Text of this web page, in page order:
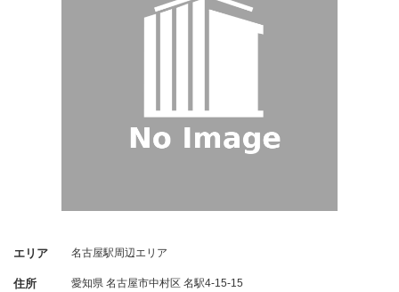
エリア 名古屋駅周辺エリア
住所 愛知県 名古屋市中村区 名駅4-15-15